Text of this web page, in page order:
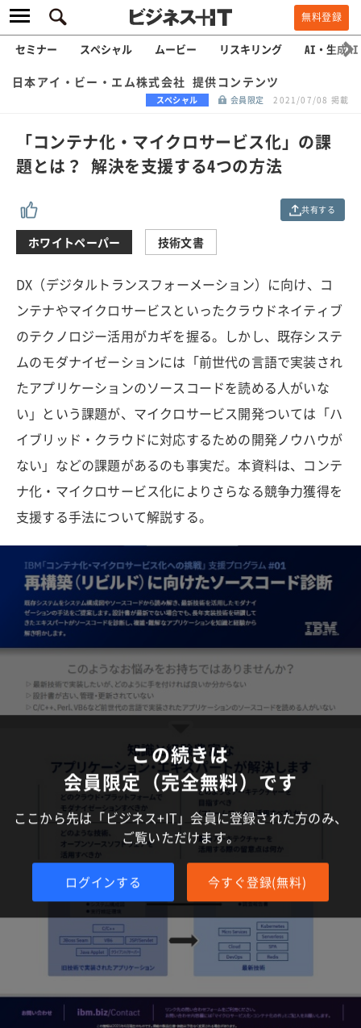
無料登録
セミナー スペシャル ムービー リスキリング AI・生成AI
日本アイ・ビー・エム株式会社 提供コンテンツ
スペシャル 会員限定 2021/07/08 掲載
「コンテナ化・マイクロサービス化」の課
題とは？ 解決を支援する4つの方法
共有する
ホワイトペーパー 技術文書
DX（デジタルトランスフォーメーション）に向け、コ
ンテナやマイクロサービスといったクラウドネイティブ
のテクノロジー活用がカギを握る。しかし、既存システ
ムのモダナイゼーションには「前世代の言語で実装され
たアプリケーションのソースコードを読める人がいな
い」という課題が、マイクロサービス開発ついては「ハ
イブリッド・クラウドに対応するための開発ノウハウが
ない」などの課題があるのも事実だ。本資料は、コンテ
ナ化・マイクロサービス化によりさらなる競争力獲得を
支援する手法について解説する。
この続きは
会員限定（完全無料）です
ここから先は「ビジネス+IT」会員に登録された方のみ、
ご覧いただけます。
ログインする 今すぐ登録(無料)